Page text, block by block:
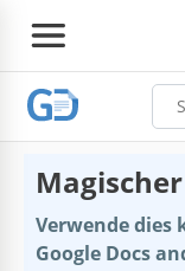
Verwende dies
Google Docs